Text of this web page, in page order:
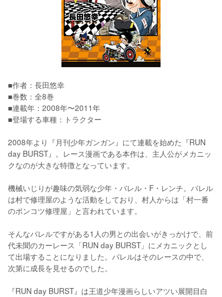
■作者：長田悠幸
■巻数：全8巻
■連載年：2008年〜2011年
■登場する車種：トラクター
2008年より『月刊少年ガンガン』にて連載を始めた『RUN
day BURST』。レース漫画である本作は、主人公がメカニッ
クなのが大きな特徴となっています。
機械いじりが趣味の気弱な少年・バレル・F・レンチ。バレル
は村で修理屋のような活動をしており、村人からは「村一番
のポンコツ修理屋」と言われています。
そんなバレルですがある1人の男との出会いがきっかけで、前
代未聞のカーレース「RUN day BURST」にメカニックとし
て出場することになりました。バレルはそのレースの中で、
次第に成長を見せるのでした。
『RUN day BURST』は王道少年漫画らしいアツい展開目白